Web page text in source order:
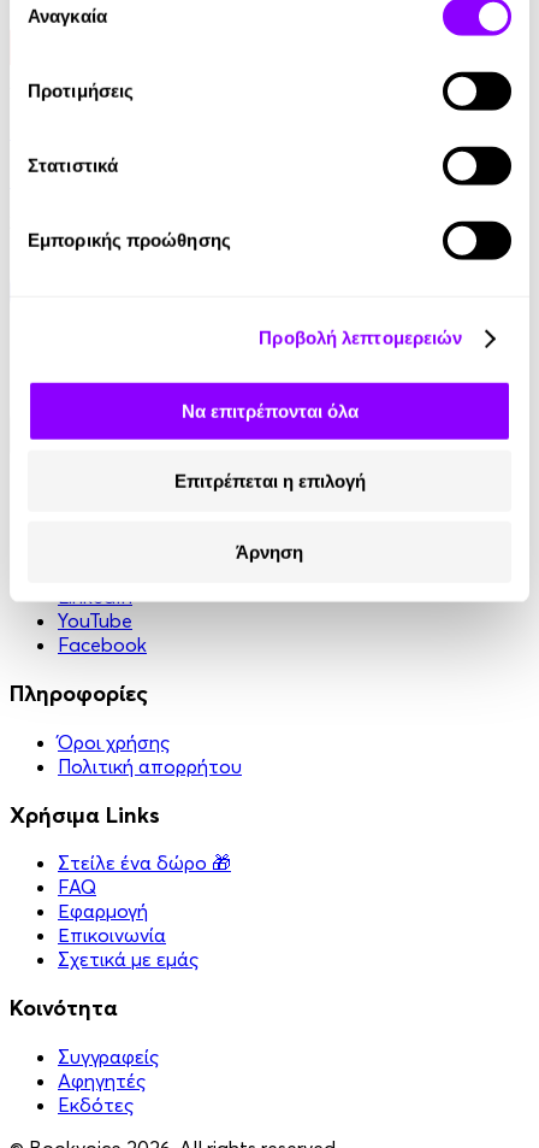
των υπηρεσιών τους.
συγκατάθεσης
Αναγκαία
Προτιμήσεις
Στατιστικά
Εμπορικής προώθησης
Προβολή λεπτομερειών
Να επιτρέπονται όλα
Επιτρέπεται η επιλογή
Άρνηση
Audiobook • 1 Credit
Νίκος Χατζόπουλος
LinkedIn
YouTube
Facebook
Πληροφορίες
Όροι χρήσης
Πολιτική απορρήτου
Χρήσιμα Links
Στείλε ένα δώρο 🎁
FAQ
Εφαρμογή
Επικοινωνία
Σχετικά με εμάς
Κοινότητα
Συγγραφείς
Αφηγητές
Eκδότες